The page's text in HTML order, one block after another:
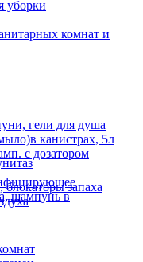
уборки
комнат и
гели для душа
канистрах, 5л
с дозатором
шампунь в
запаха